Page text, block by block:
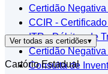
Certidão
CCIR -
ITR - Débitos de
Certidão
Consulta de
Ver todas as certidões▾
Cartório Estadual